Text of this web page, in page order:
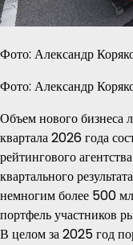
Фото: Александр
Фото: Александр
Объем нового бизнеса
квартала 2026 года
рейтингового
квартального
немногим более 500
портфель участников
В целом за 2025 год